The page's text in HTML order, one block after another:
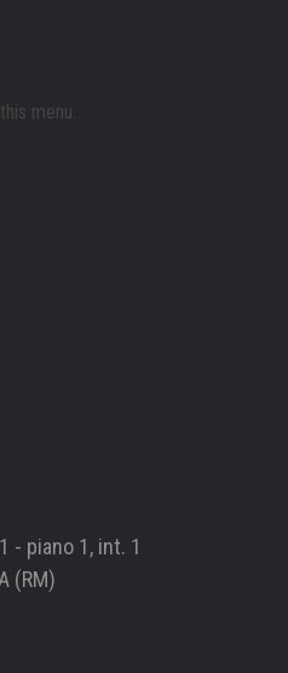
menu.
- piano 1, int. 1
(RM)